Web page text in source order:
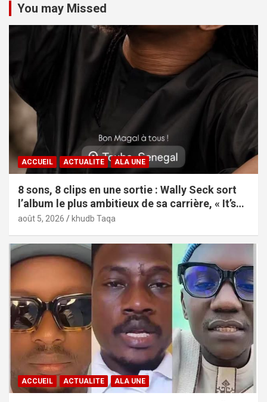
You may Missed
ACCUEIL ACTUALITE ALA UNE
8 sons, 8 clips en une sortie : Wally Seck sort
l’album le plus ambitieux de sa carrière, « It’s
Only Love »
août 5, 2026 khudb Taqa
ACCUEIL ACTUALITE ALA UNE